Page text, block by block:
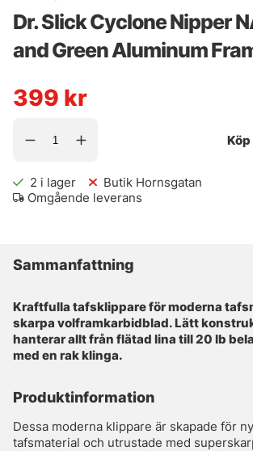
Dr. Slick Cyclone Nipper
and Green Aluminum
399 kr
2 i lager
Butik Hornsgatan
Omgående leverans
Sammanfattning
Kraftfulla tafsklippare för moderna
skarpa volframkarbidblad. Lätt
hanterar allt från flätad lina till 20 lb
med en rak klinga.
Produktinformation
Dessa moderna klippare är skapade för
tafsmaterial och utrustade med